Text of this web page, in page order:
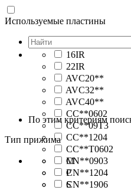
Используемые пластины
16IR
22IR
AVC20**
AVC32**
AVC40**
CC**0602
CC**09T3
CC**1204
CC**T0602
CN**0903
CN**1204
CN**1906
По этим критериям
Тип прижима
M
P
S